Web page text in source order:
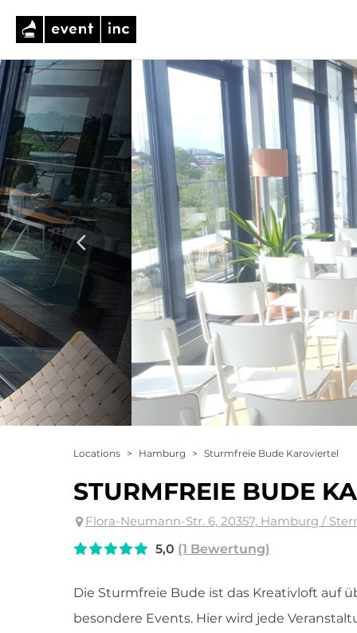
Locations > Hamburg > Sturmfreie Bude Karoviertel
STURMFREIE BUDE
Flora-Neumann-Str. 6, 20357, Hamburg /
5,0 (1 Bewertung)
Die Sturmfreie Bude ist das Kreativloft auf
besondere Events. Hier wird jede